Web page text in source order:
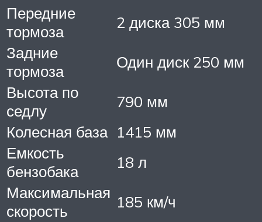
Передние
тормоза
2 диска 305 мм
Задние
тормоза
Один диск 250 мм
Высота по
седлу
790 мм
Колесная база 1415 мм
Емкость
бензобака
18 л
Максимальная
скорость
185 км/ч